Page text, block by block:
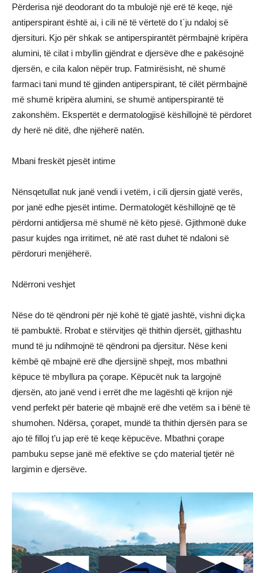
Përderisa një deodorant do ta mbulojë një erë të keqe, një
antiperspirant është ai, i cili në të vërtetë do t`ju ndaloj së
djersituri. Kjo për shkak se antiperspirantët përmbajnë kripëra
alumini, të cilat i mbyllin gjëndrat e djersëve dhe e pakësojnë
djersën, e cila kalon nëpër trup. Fatmirësisht, në shumë
farmaci tani mund të gjinden antiperspirant, të cilët përmbajnë
më shumë kripëra alumini, se shumë antiperspirantë të
zakonshëm. Ekspertët e dermatologjisë këshillojnë të përdoret
dy herë në ditë, dhe njëherë natën.
Mbani freskët pjesët intime
Nënsqetullat nuk janë vendi i vetëm, i cili djersin gjatë verës,
por janë edhe pjesët intime. Dermatologët këshillojnë qe të
përdorni antidjersa më shumë në këto pjesë. Gjithmonë duke
pasur kujdes nga irritimet, në atë rast duhet të ndaloni së
përdoruri menjëherë.
Ndërroni veshjet
Nëse do të qëndroni për një kohë të gjatë jashtë, vishni diçka
të pambuktë. Rrobat e stërvitjes që thithin djersët, gjithashtu
mund të ju ndihmojnë të qëndroni pa djersitur. Nëse keni
këmbë që mbajnë erë dhe djersijnë shpejt, mos mbathni
këpuce të mbyllura pa çorape. Këpucët nuk ta largojnë
djersën, ato janë vend i errët dhe me lagështi që krijon një
vend perfekt për baterie që mbajnë erë dhe vetëm sa i bënë të
shumohen. Ndërsa, çorapet, mundë ta thithin djersën para se
ajo të filloj t’u jap erë të keqe këpucëve. Mbathni çorape
pambuku sepse janë më efektive se çdo material tjetër në
largimin e djersëve.